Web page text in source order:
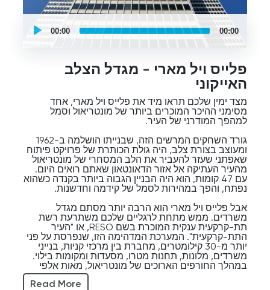
UCPlaces
self
guided00:00 00:00
פלייס ויל מארי - מגדל הצלב
האייקוני
מצד ימין שלכם תראו מיד את פלייס ויל מארי, אחד
מסימני ההיכר המוכרים ביותר של מונטריאול וסמל
למהפך המודרני של העיר.
גורד השחקים המרשים הזה, שבנייתו הושלמה ב-1962
ומעוצב בצורת צלב, היה גולת הכותרת של פרויקט פיתוח
שאפתני שעזר להעביר את הלב המסחרי של מונטריאול
מהעיר העתיקה אל אזור הדאונטאון שאתם רואים היום.
עם 47 קומות, הוא היה הבניין הגבוה ביותר בקנדה כשהוא
נפתח, והפך במהירות לסמל של קידמה וחדשנות.
אבל פלייס ויל מארי הוא הרבה יותר מסתם מגדל
משרדים. ממש מתחת לרגליים שלכם משתרעת רשת
תת-קרקעית ענקית המוכרת בשם RESO, או "העיר
התת-קרקעית". המערכת המדהימה הזו, שנפרסת על פני
יותר מ-30 קילומטרים, מחברת בין מרכזי קניות, בנייני
משרדים, מלונות, תחנות מטרו, מסעדות ומקומות בילוי.
במהלך החורפים הארוכים של מונטריאול, מאות אלפי
אנשים משתמשים בה מדי יום כדי להתנייד בנוחות
Read More